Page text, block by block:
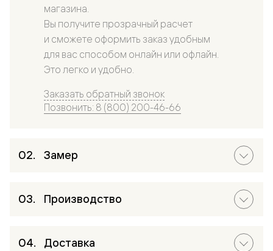
магазина.
Вы получите прозрачный расчет
и сможете оформить заказ удобным
для вас способом онлайн или офлайн.
Это легко и удобно.
Заказать обратный звонок
Позвонить: 8 (800) 200-46-66
Замер
Производство
Доставка